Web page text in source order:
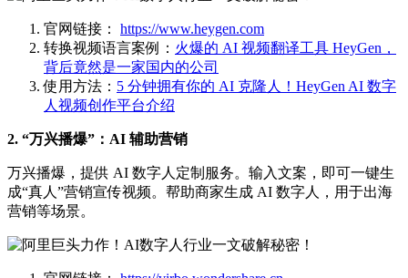
官网链接： https://www.heygen.com
转换视频语言案例： 火爆的 AI 视频翻译工具 HeyGen，
背后竟然是一家国内的公司
使用方法： 5 分钟拥有你的 AI 克隆人！HeyGen AI 数字
人视频创作平台介绍
2. “万兴播爆”：AI 辅助营销
万兴播爆，提供 AI 数字人定制服务。输入文案，即可一键生
成“真人”营销宣传视频。帮助商家生成 AI 数字人，用于出海
营销等场景。